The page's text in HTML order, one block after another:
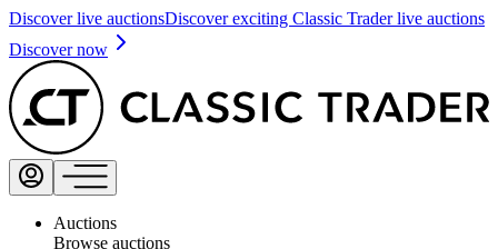
Discover live auctionsDiscover exciting Classic Trader live auctions
Discover now
Auctions
Browse auctions